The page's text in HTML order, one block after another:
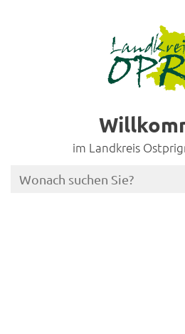
im Landkreis